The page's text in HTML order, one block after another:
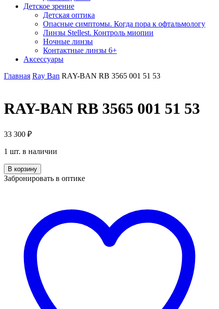
Детское зрение
Детская оптика
Опасные симптомы. Когда пора к офтальмологу
Линзы Stellest. Контроль миопии
Ночные линзы
Контактные линзы 6+
Аксессуары
Главная Ray Ban RAY-BAN RB 3565 001 51 53
RAY-BAN RB 3565 001 51 53
33 300 ₽
1 шт. в наличии
Количество
RAY-
BAN
В корзину
Забронировать в оптике